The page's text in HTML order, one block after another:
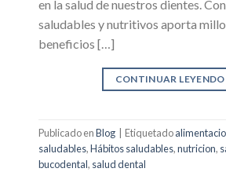
en la salud de nuestros dientes.
saludables y nutritivos aporta
beneficios […]
CONTINUAR LEYENDO
Publicado enBlog Etiquetado
saludables,Hábitos saludables,nutricion,
bucodental, salud dental